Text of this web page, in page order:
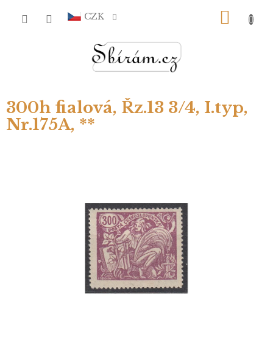
CZK
300h fialová, Řz.13 3/4, I.typ,
Nr.175A, **